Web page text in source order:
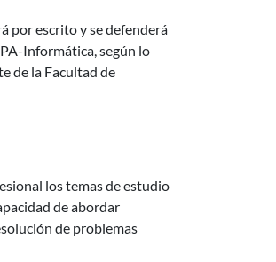
por escrito y se defenderá
Informática, según lo
de la Facultad de
los temas de estudio
de abordar
de problemas